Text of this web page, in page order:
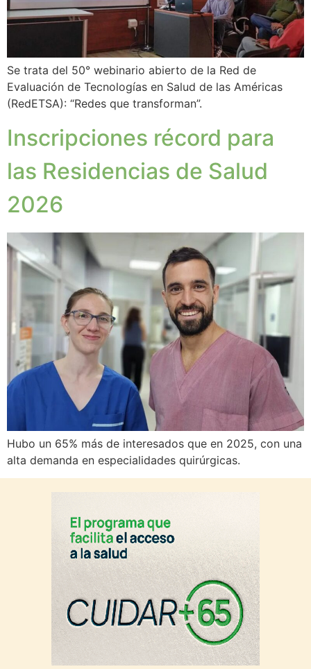
Se trata del 50° webinario abierto de la Red de
Evaluación de Tecnologías en Salud de las Américas
(RedETSA): “Redes que transforman”.
Inscripciones récord para
las Residencias de Salud
2026
Hubo un 65% más de interesados que en 2025, con una
alta demanda en especialidades quirúrgicas.